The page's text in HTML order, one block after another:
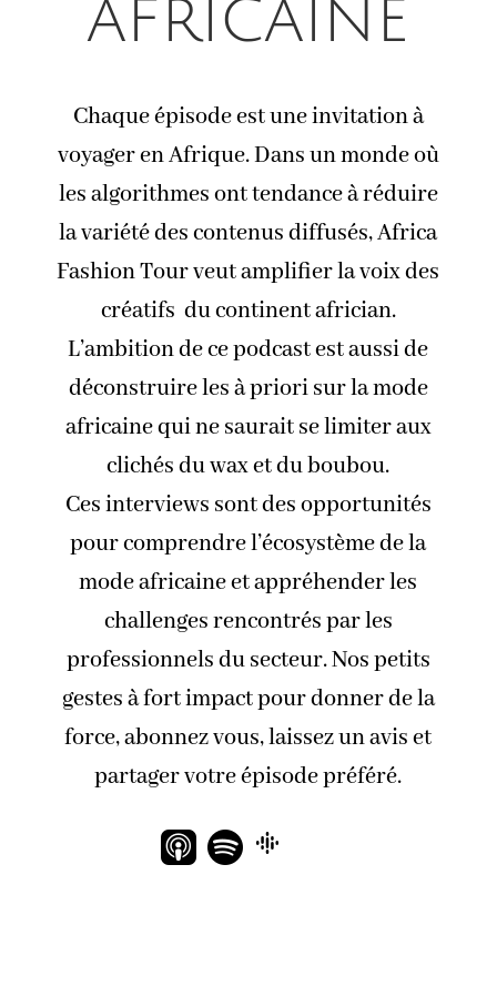
africaine
Chaque épisode est une invitation à
voyager en Afrique. Dans un monde où
les algorithmes ont tendance à réduire
la variété des contenus diffusés, Africa
Fashion Tour veut amplifier la voix des
créatifs du continent africian.
L’ambition de ce podcast est aussi de
déconstruire les à priori sur la mode
africaine qui ne saurait se limiter aux
clichés du wax et du boubou.
Ces interviews sont des opportunités
pour comprendre l’écosystème de la
mode africaine et appréhender les
challenges rencontrés par les
professionnels du secteur. Nos petits
gestes à fort impact pour donner de la
force, abonnez vous, laissez un avis et
partager votre épisode préféré.